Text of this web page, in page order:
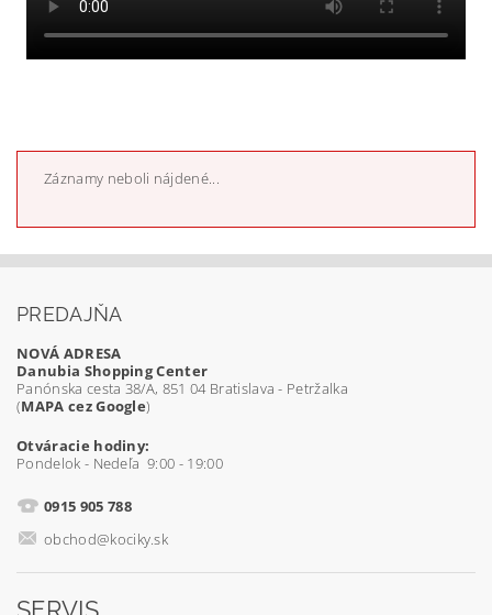
Záznamy neboli nájdené...
PREDAJŇA
NOVÁ ADRESA
Danubia Shopping Center
Panónska cesta 38/A, 851 04 Bratislava - Petržalka
(MAPA cez Google)
Otváracie hodiny:
Pondelok - Nedeľa 9:00 - 19:00
0915 905 788
obchod@kociky.sk